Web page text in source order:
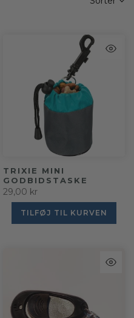
TRIXIE MINI
GODBIDSTASKE
29,00 kr
TILFØJ TIL KURVEN